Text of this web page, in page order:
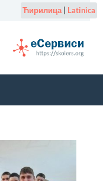
Ћирилица| Latinica